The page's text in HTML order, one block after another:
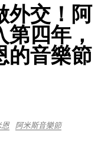
外交！阿
四年，
的音樂節
恩 阿米斯音樂節